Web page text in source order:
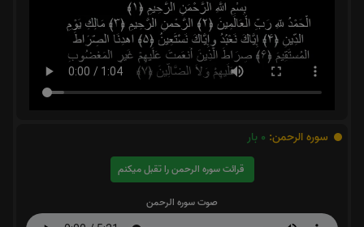
سوره الرحمن: 0 بار
قرائت سوره الرحمن را تقبل میکنم
صوت سوره الرحمن